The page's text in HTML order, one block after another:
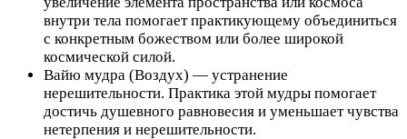
внутри тела помогает практикующему объединиться
с конкретным божеством или более широкой
космической силой.
Вайю мудра (Воздух) — устранение
нерешительности. Практика этой мудры помогает
достичь душевного равновесия и уменьшает чувства
нетерпения и нерешительности.